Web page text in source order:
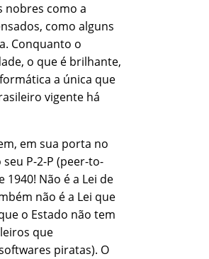
nobres como a
como alguns
Conquanto o
o que é brilhante,
a única que
vigente há
em sua porta no
P-2-P (peer-to-
Não é a Lei de
não é a Lei que
o Estado não tem
que
piratas). O